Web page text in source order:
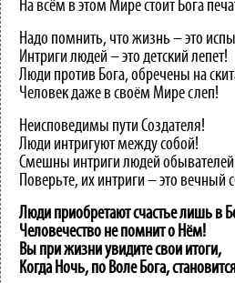
На всём в этом Мире стоит Бога
Надо помнить, что жизнь – это
Интриги людей – это детский лепет!
Люди против Бога, обречены на
Человек даже в своём Мире слеп!
Неисповедимы пути Создателя!
Люди интригуют между собой!
Смешны интриги людей
Поверьте, их интриги – это вечный
Люди приобретают счастье лишь в
Человечество не помнит о Нём!
Вы при жизни увидите свои итоги,
Когда Ночь, по Воле Бога,